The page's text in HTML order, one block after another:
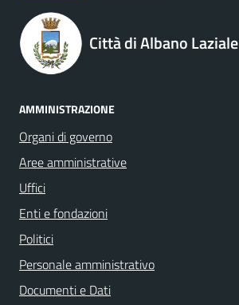
Città di Albano Laziale
AMMINISTRAZIONE
Organi di governo
Aree amministrative
Uffici
Enti e fondazioni
Politici
Personale amministrativo
Documenti e Dati